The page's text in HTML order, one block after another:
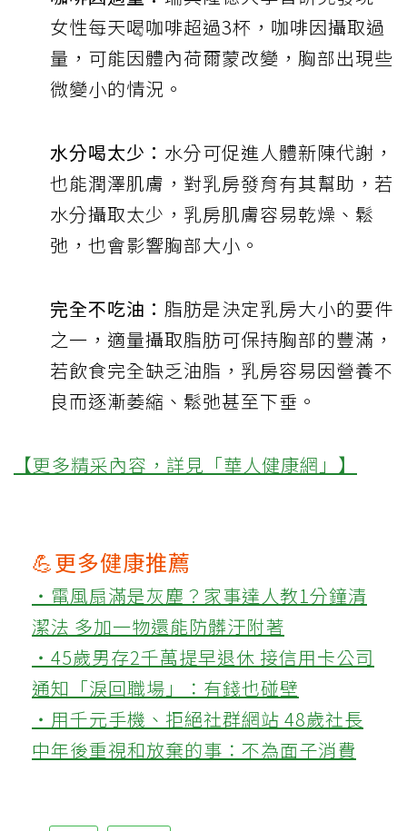
女性每天喝咖啡超過3杯，咖啡因攝取過
量，可能因體內荷爾蒙改變，胸部出現些
微變小的情況。
水分喝太少： 水分可促進人體新陳代謝，
也能潤澤肌膚，對乳房發育有其幫助，若
水分攝取太少，乳房肌膚容易乾燥、鬆
弛，也會影響胸部大小。
完全不吃油： 脂肪是決定乳房大小的要件
之一，適量攝取脂肪可保持胸部的豐滿，
若飲食完全缺乏油脂，乳房容易因營養不
良而逐漸萎縮、鬆弛甚至下垂。
【更多精采內容，詳見「華人健康網」】
💪更多健康推薦
‧電風扇滿是灰塵？家事達人教1分鐘清
潔法 多加一物還能防髒汙附著
‧45歲男存2千萬提早退休 接信用卡公司
通知「淚回職場」：有錢也碰壁
‧用千元手機、拒絕社群網站 48歲社長
中年後重視和放棄的事：不為面子消費